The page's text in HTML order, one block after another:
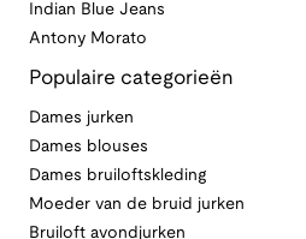
Indian Blue Jeans
Antony Morato
Populaire categorieën
Dames jurken
Dames blouses
Dames bruiloftskleding
Moeder van de bruid jurken
Bruiloft avondjurken